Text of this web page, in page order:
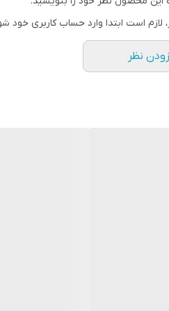
جنوبی.خیابان امام محمد باقر خیابان صفری
لازم است ابتدا وارد حساب کاربری خود
نظر